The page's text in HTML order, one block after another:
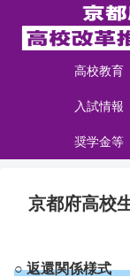
高校教育
入試情報
奨学金等
京都府高校
○ 返還関係様式